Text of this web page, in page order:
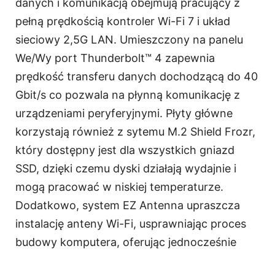
danych i komunikacją obejmują pracujący z
pełną prędkością kontroler Wi-Fi 7 i układ
sieciowy 2,5G LAN. Umieszczony na panelu
We/Wy port Thunderbolt™ 4 zapewnia
prędkość transferu danych dochodzącą do 40
Gbit/s co pozwala na płynną komunikację z
urządzeniami peryferyjnymi. Płyty główne
korzystają również z sytemu M.2 Shield Frozr,
który dostępny jest dla wszystkich gniazd
SSD, dzięki czemu dyski działają wydajnie i
mogą pracować w niskiej temperaturze.
Dodatkowo, system EZ Antenna upraszcza
instalację anteny Wi-Fi, usprawniając proces
budowy komputera, oferując jednocześnie